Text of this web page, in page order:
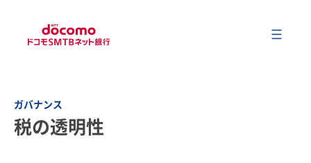
事業内容
ガバナンス
税の透明性